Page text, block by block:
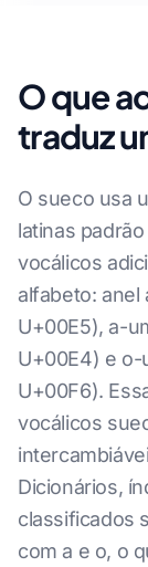
O que
traduz
O sueco usa
latinas
vocálicos
alfabeto: anel
U+00E5), a-
U+00E4) e o-
U+00F6).
vocálicos
Dicionários,
classificados
com a e o, o